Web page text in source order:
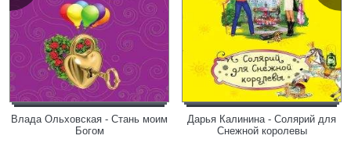
Влада Ольховская - Стань моим
Богом
Дарья Калинина - Солярий для
Снежной королевы